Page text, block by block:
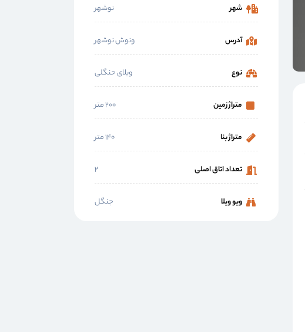
شهر نوشهر
آدرس ونوش نوشهر
نوع ویلای حنگلی
متراژ زمین ۲۰۰ متر
متراژ بنا ۱۴۰ متر
تعداد اتاق اصلی ۲
ویو ویلا جنگل